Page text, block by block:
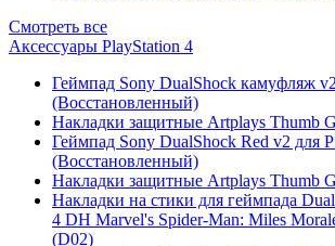
Смотреть все
Аксессуары PlayStation 4
Геймпад Sony DualShock камуфляж
(Восстановленный)
Накладки защитные Artplays Thumb
Геймпад Sony DualShock Red v2 для
(Восстановленный)
Накладки защитные Artplays Thumb
Накладки на стики для геймпада
4 DH Marvel's Spider-Man: Miles
(D02)